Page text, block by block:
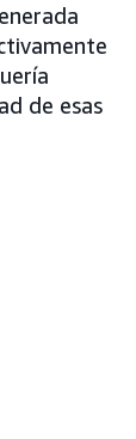
de esas